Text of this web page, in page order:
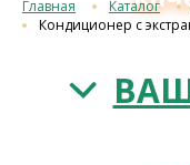
Главная Каталог
Кондиционер с